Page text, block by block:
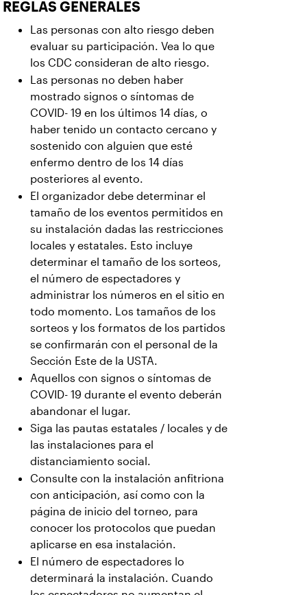
REGLAS GENERALES
Las personas con alto riesgo deben
evaluar su participación. Vea lo que
los CDC consideran de alto riesgo.
Las personas no deben haber
mostrado signos o síntomas de
COVID- 19 en los últimos 14 días, o
haber tenido un contacto cercano y
sostenido con alguien que esté
enfermo dentro de los 14 días
posteriores al evento.
El organizador debe determinar el
tamaño de los eventos permitidos en
su instalación dadas las restricciones
locales y estatales. Esto incluye
determinar el tamaño de los sorteos,
el número de espectadores y
administrar los números en el sitio en
todo momento. Los tamaños de los
sorteos y los formatos de los partidos
se confirmarán con el personal de la
Sección Este de la USTA.
Aquellos con signos o síntomas de
COVID- 19 durante el evento deberán
abandonar el lugar.
Siga las pautas estatales / locales y de
las instalaciones para el
distanciamiento social.
Consulte con la instalación anfitriona
con anticipación, así como con la
página de inicio del torneo, para
conocer los protocolos que puedan
aplicarse en esa instalación.
El número de espectadores lo
determinará la instalación. Cuando